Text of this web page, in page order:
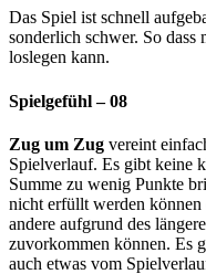
Das Spiel ist schnell
sonderlich schwer. So
loslegen kann.
Spielgefühl – 08
Zug um Zug vereint
Spielverlauf. Es gibt keine
Summe zu wenig Punkte
nicht erfüllt werden können
andere aufgrund des
zuvorkommen können. Es
auch etwas vom